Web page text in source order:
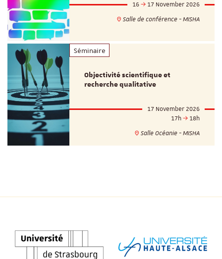
16
17 November 2026
Salle de conférence - MISHA
Séminaire
Objectivité scientifique et
recherche qualitative
17 November 2026
17h
18h
Salle Océanie - MISHA